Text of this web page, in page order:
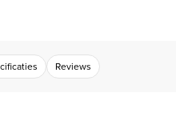
Reviews